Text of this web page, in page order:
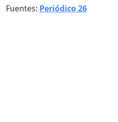
Fuentes: Periódico 26